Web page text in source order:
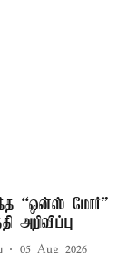
“ஒன்ஸ் மோர்”
அறிவிப்பு
05 Aug 2026